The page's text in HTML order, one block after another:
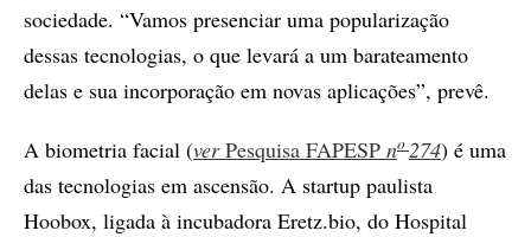
sociedade. “Vamos presenciar uma popularização
dessas tecnologias, o que levará a um barateamento
delas e sua incorporação em novas aplicações”, prevê.
A biometria facial (verPesquisa FAPESP no274) é uma
das tecnologias em ascensão. A startup paulista
Hoobox, ligada à incubadora Eretz.bio, do Hospital